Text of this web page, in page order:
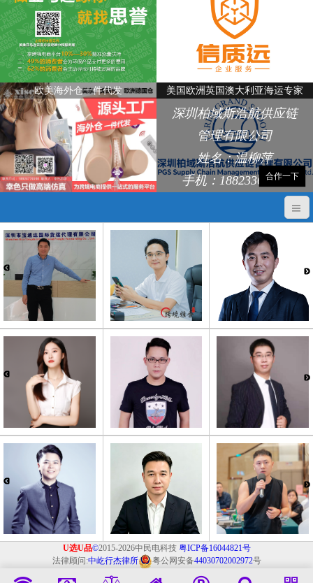
欧美海外仓一件代发 美国欧洲英国澳大利亚海运专家
深圳柏域斯浩航供应链
管理有限公司
姓名：温柳萍
手机：18823368248
合作一下
U选U品©2015-2026中民电科技 粤ICP备16044821号
法律顾问:中屹行杰律所 粤公网安备44030702002972号